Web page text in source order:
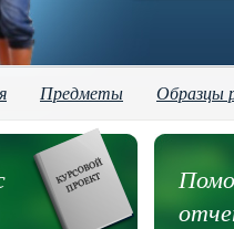
Предметы Образцы